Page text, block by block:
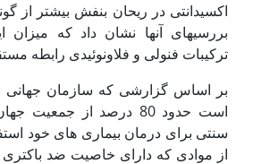
اکسیدانتی در ریحان بنفش بیشتر از
بررسی­های آن‏ها نشان داد که میزان
ترکیبات فنولی و فلاونوئیدی رابطه
بر اساس گزارشی که سازمان جهانی
است حدود 80 درصد از